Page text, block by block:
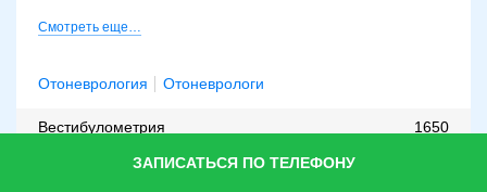
Смотреть еще…
Отоневрология Отоневрологи
Вестибулометрия 1650
ЗАПИСАТЬСЯ ПО ТЕЛЕФОНУ